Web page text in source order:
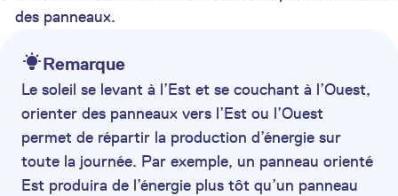
des panneaux.
Remarque
Le soleil se levant à l’Est et se couchant à l’Ouest,
orienter des panneaux vers l’Est ou l’Ouest
permet de répartir la production d’énergie sur
toute la journée. Par exemple, un panneau orienté
Est produira de l’énergie plus tôt qu’un panneau